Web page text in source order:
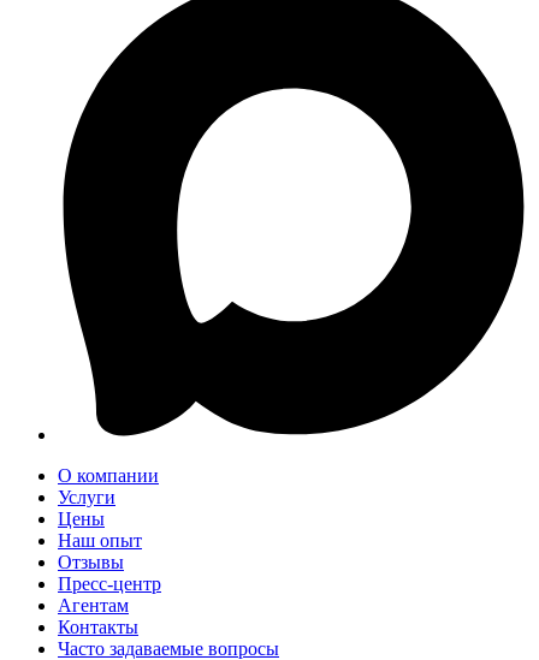
О компании
Услуги
Цены
Наш опыт
Отзывы
Пресс-центр
Агентам
Контакты
Часто задаваемые вопросы